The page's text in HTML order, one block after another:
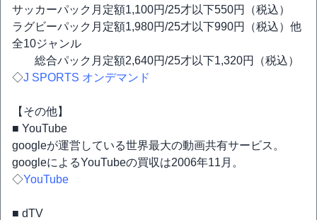
サッカーパック月定額1,100円/25才以下550円（税込）
ラグビーパック月定額1,980円/25才以下990円（税込）他
全10ジャンル
総合パック月定額2,640円/25才以下1,320円（税込）
◇J SPORTS オンデマンド
【その他】
■ YouTube
googleが運営している世界最大の動画共有サービス。
googleによるYouTubeの買収は2006年11月。
◇YouTube
■ dTV